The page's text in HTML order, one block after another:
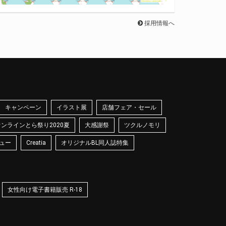
採用情報へ
キャンペーン イラスト展 店舗フェア・セール
ラインとら祭り2020夏 大感謝祭 ツクルノモリ
ー Creatia オリジナルBL同人誌特集
女性向け電子書籍販売 R-18